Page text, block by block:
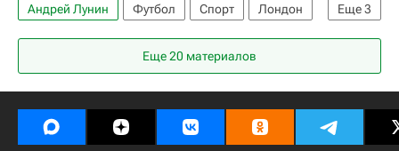
Еще3
Андрей Лунин Футбол Спорт
Лондон
Тибо Куртуа
Карло Анчелотти
Боруссия (Дортмунд)
Еще 20 материалов